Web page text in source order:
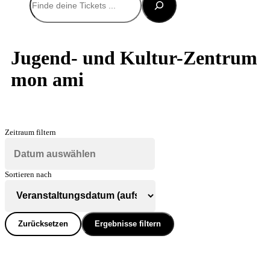
Jugend- und Kultur-Zentrum
mon ami
Zeitraum filtern
Sortieren nach
Zurücksetzen Ergebnisse filtern